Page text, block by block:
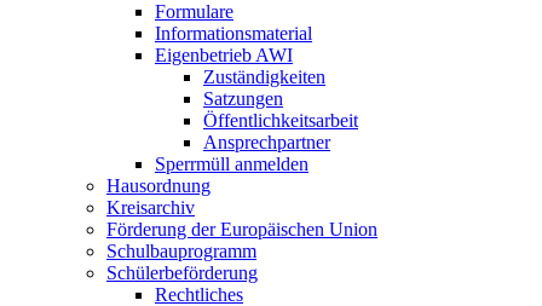
Formulare
Informationsmaterial
Eigenbetrieb AWI
Zuständigkeiten
Satzungen
Öffentlichkeitsarbeit
Ansprechpartner
Sperrmüll anmelden
Hausordnung
Kreisarchiv
Förderung der Europäischen Union
Schulbauprogramm
Schülerbeförderung
Rechtliches